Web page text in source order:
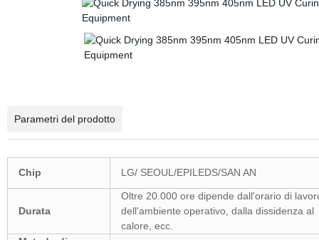
Parametri del prodotto
Chip LG/ SEOUL/EPILEDS/SAN AN
Durata
Oltre 20.000 ore dipende dall'orario di
dell'ambiente operativo, dalla dissidenza al
calore, ecc.